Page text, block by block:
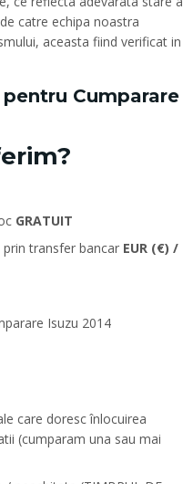
catre echipa noastra
aceasta fiind verificat in
pentru Cumparare
GRATUIT
prin transfer bancar EUR (€) /
Isuzu 2014
care doresc înlocuirea
(cumparam una sau mai